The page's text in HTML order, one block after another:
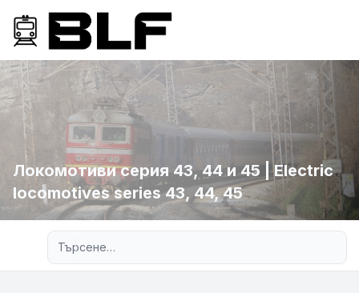
Локомотиви серия 43, 44 и 45 | Electric
locomotives series 43, 44, 45